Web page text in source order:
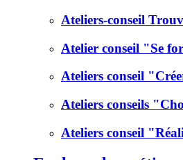
Ateliers-conseil
Atelier conseil "Se
Ateliers conseil
Ateliers conseils
Ateliers conseil